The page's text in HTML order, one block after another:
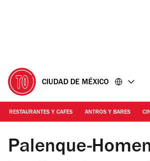
CIUDAD DE MÉXICO
RESTAURANTES Y CAFES ANTROS Y BARES
Foto: Cortesía
Palenque-